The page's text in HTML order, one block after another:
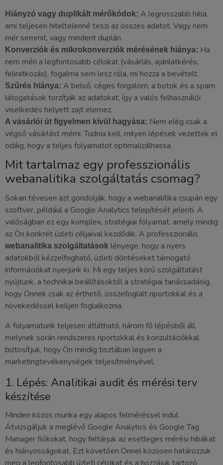
Hiányzó vagy duplikált mérőkódok: A legrosszabb hiba,
ami teljesen hiteltelenné teszi az összes adatot. Vagy nem
mér semmit, vagy mindent duplán.
Konverziók és mikrokonverziók mérésének hiánya: Ha
nem méri a legfontosabb célokat (vásárlás, ajánlatkérés,
feliratkozás), fogalma sem lesz róla, mi hozza a bevételt.
Szűrés hiánya: A belső, céges forgalom, a botok és a spam
látogatások torzítják az adatokat, így a valós felhasználói
viselkedés helyett zajt elemez.
A vásárlói út figyelmen kívül hagyása: Nem elég csak a
végső vásárlást mérni. Tudnia kell, milyen lépések vezettek el
odáig, hogy a teljes folyamatot optimalizálhassa.
Mit tartalmaz egy professzionális
webanalitika szolgáltatás csomag?
Sokan tévesen azt gondolják, hogy a webanalitika csupán egy
szoftver, például a Google Analytics telepítését jelenti. A
valóságban ez egy komplex, stratégiai folyamat, amely mindig
az Ön konkrét üzleti céljaival kezdődik. A professzionális
webanalitika szolgáltatások lényege, hogy a nyers
adatokból kézzelfogható, üzleti döntéseket támogató
információkat nyerjünk ki. Mi egy teljes körű szolgáltatást
nyújtunk, a technikai beállításoktól a stratégiai tanácsadásig,
hogy Önnek csak az érthető, összefoglalt riportokkal és a
növekedéssel kelljen foglalkoznia.
A folyamatunk teljesen átlátható, három fő lépésből áll,
melynek során rendszeres riportokkal és konzultációkkal
biztosítjuk, hogy Ön mindig tisztában legyen a
marketingtevékenységek teljesítményével.
1. Lépés: Analitikai audit és mérési terv
készítése
Minden közös munka egy alapos felméréssel indul.
Átvizsgáljuk a meglévő Google Analytics és Google Tag
Manager fiókokat, hogy feltárjuk az esetleges mérési hibákat
és hiányosságokat. Ezt követően Önnel közösen határozzuk